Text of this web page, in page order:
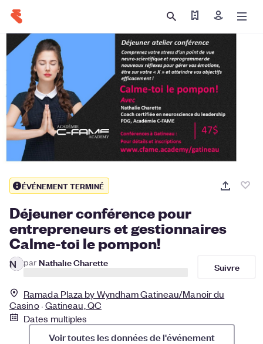
Trouver mes billets
Se
ÉVÉNEMENT TERMINÉ
Déjeuner conférence pour
entrepreneurs et gestionnaires
Calme-toi le pompon!
N par Nathalie Charette Suivre
Ramada Plaza by Wyndham Gatineau/Manoir du
Casino Gatineau, QC
Dates multiples
Voir toutes les données de l'événement